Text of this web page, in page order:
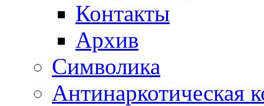
Контакты
Архив
Символика
Антинаркотическая